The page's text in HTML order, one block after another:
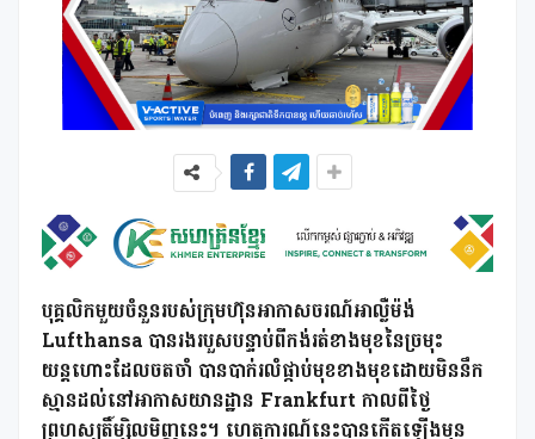
បុគ្គលិកមួយចំនួនរបស់ក្រុមហ៊ុនអាកាសចរណ៍អាល្លឺម៉ង់
Lufthansa បានរងរបួសបន្ទាប់ពីកង់រត់ខាងមុខនៃច្រមុះ
យន្តហោះដែលចតចាំ បានបាក់រលំផ្កាប់មុខខាងមុខដោយមិននឹក
ស្មានដល់នៅអាកាសយានដ្ឋាន Frankfurt កាលពីថ្ងៃ
ព្រហស្បតិ៍ម្សិលមិញនេះ។ ហេតុការណ៍នេះបានកើតឡើងមុន